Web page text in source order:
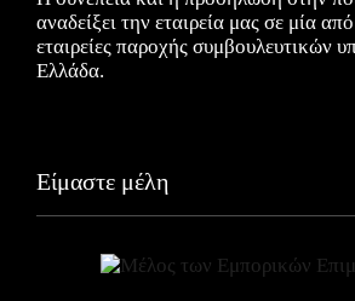
αναδείξει την εταιρεία μας σε μία
εταιρείες παροχής συμβουλευτικών
Ελλάδα.
Είμαστε μέλη